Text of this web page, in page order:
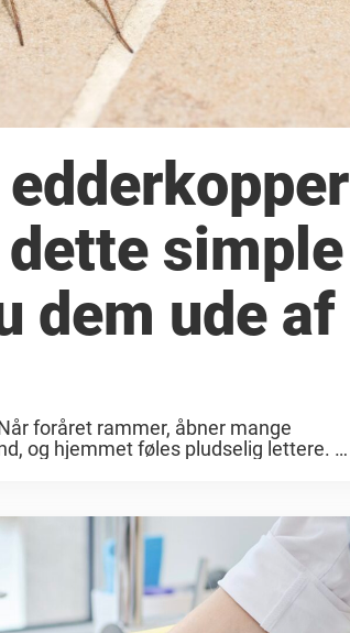
simple
dem ude af
foråret rammer, åbner mange
og hjemmet føles pludselig lettere.